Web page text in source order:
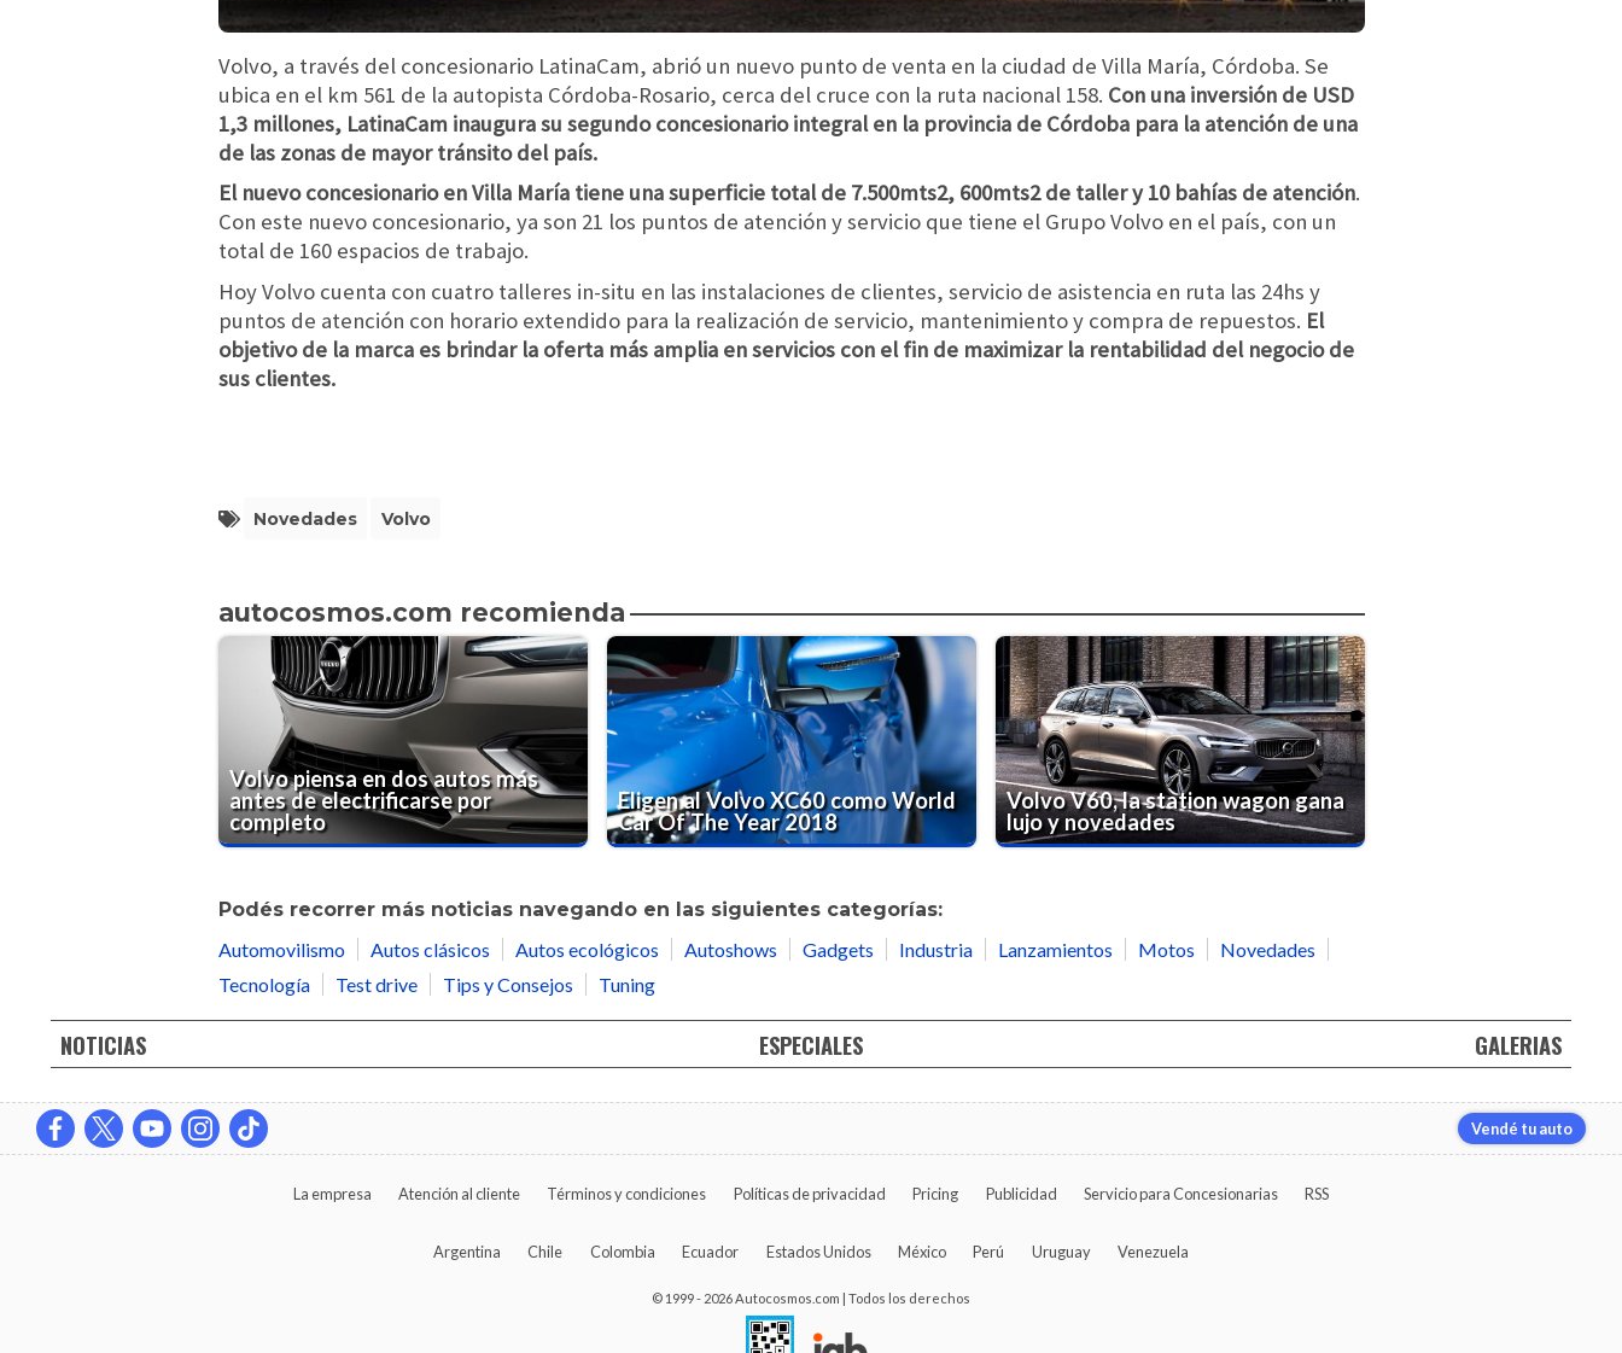
Volvo, a través del concesionario LatinaCam, abrió un nuevo punto de venta en la ciudad de Villa María, Córdoba. Se
ubica en el km 561 de la autopista Córdoba-Rosario, cerca del cruce con la ruta nacional 158. Con una inversión de USD
1,3 millones, LatinaCam inaugura su segundo concesionario integral en la provincia de Córdoba para la atención de una
de las zonas de mayor tránsito del país.
El nuevo concesionario en Villa María tiene una superficie total de 7.500mts2, 600mts2 de taller y 10 bahías de atención.
Con este nuevo concesionario, ya son 21 los puntos de atención y servicio que tiene el Grupo Volvo en el país, con un
total de 160 espacios de trabajo.
Hoy Volvo cuenta con cuatro talleres in-situ en las instalaciones de clientes, servicio de asistencia en ruta las 24hs y
puntos de atención con horario extendido para la realización de servicio, mantenimiento y compra de repuestos. El
objetivo de la marca es brindar la oferta más amplia en servicios con el fin de maximizar la rentabilidad del negocio de
sus clientes.
Novedades Volvo
autocosmos.com recomienda
Volvo piensa en dos autos más
antes de electrificarse por
completo
Eligen al Volvo XC60 como World
Car Of The Year 2018
Volvo V60, la station wagon gana
lujo y novedades
Podés recorrer más noticias navegando en las siguientes categorías:
Automovilismo
Autos clásicos Autos ecológicos Autoshows Gadgets Industria Lanzamientos Motos
Novedades
Tecnología
Test drive Tips y Consejos Tuning
NOTICIAS ESPECIALES GALERIAS
Vendé tu auto
La empresa Atención al cliente Términos y condiciones Políticas de privacidad Pricing Publicidad Servicio para Concesionarias RSS
Argentina Chile Colombia Ecuador Estados Unidos México Perú Uruguay Venezuela
© 1999 - 2026 Autocosmos.com | Todos los derechos